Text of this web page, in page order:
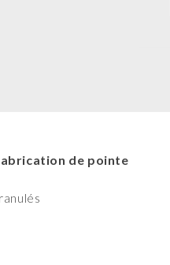
de pointe